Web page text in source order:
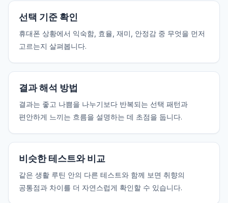
선택 기준 확인
휴대폰 상황에서 익숙함, 효율, 재미, 안정감 중 무엇을 먼저
고르는지 살펴봅니다.
결과 해석 방법
결과는 좋고 나쁨을 나누기보다 반복되는 선택 패턴과
편안하게 느끼는 흐름을 설명하는 데 초점을 둡니다.
비슷한 테스트와 비교
같은 생활 루틴 안의 다른 테스트와 함께 보면 취향의
공통점과 차이를 더 자연스럽게 확인할 수 있습니다.